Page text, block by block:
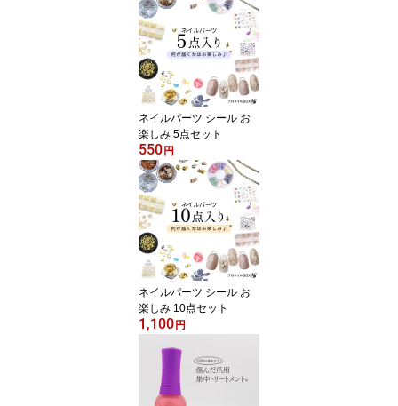
から47%OFF 】
ネイルパーツ シール お
楽しみ 5点セット
550円
ネイルパーツ シール お
楽しみ 10点セット
1,100円